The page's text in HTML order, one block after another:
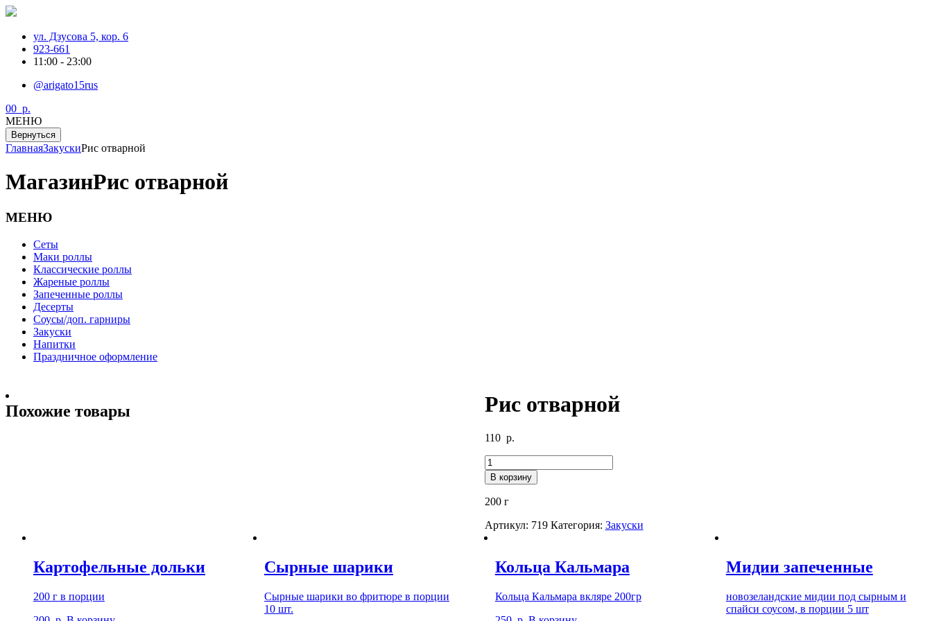
ул. Дзусова 5, кор. 6
923-661
11:00 - 23:00
@arigato15rus
00 р.
МЕНЮ
Вернуться
ГлавнаяЗакускиРис отварной
МагазинРис отварной
МЕНЮ
Сеты
Маки роллы
Классические роллы
Жареные роллы
Запеченные роллы
Десерты
Соусы/доп. гарниры
Закуски
Напитки
Праздничное оформление
Рис отварной
110 р.
В корзину
200 г
Артикул: 719 Категория: Закуски
Похожие товары
Картофельные дольки
200 г в порции
Сырные шарики
Сырные шарики во фритюре в порции
10 шт.
Кольца Кальмара
Кольца Кальмара вкляре 200гр
Мидии запеченные
новозеландские мидии под сырным и
спайси соусом, в порции 5 шт